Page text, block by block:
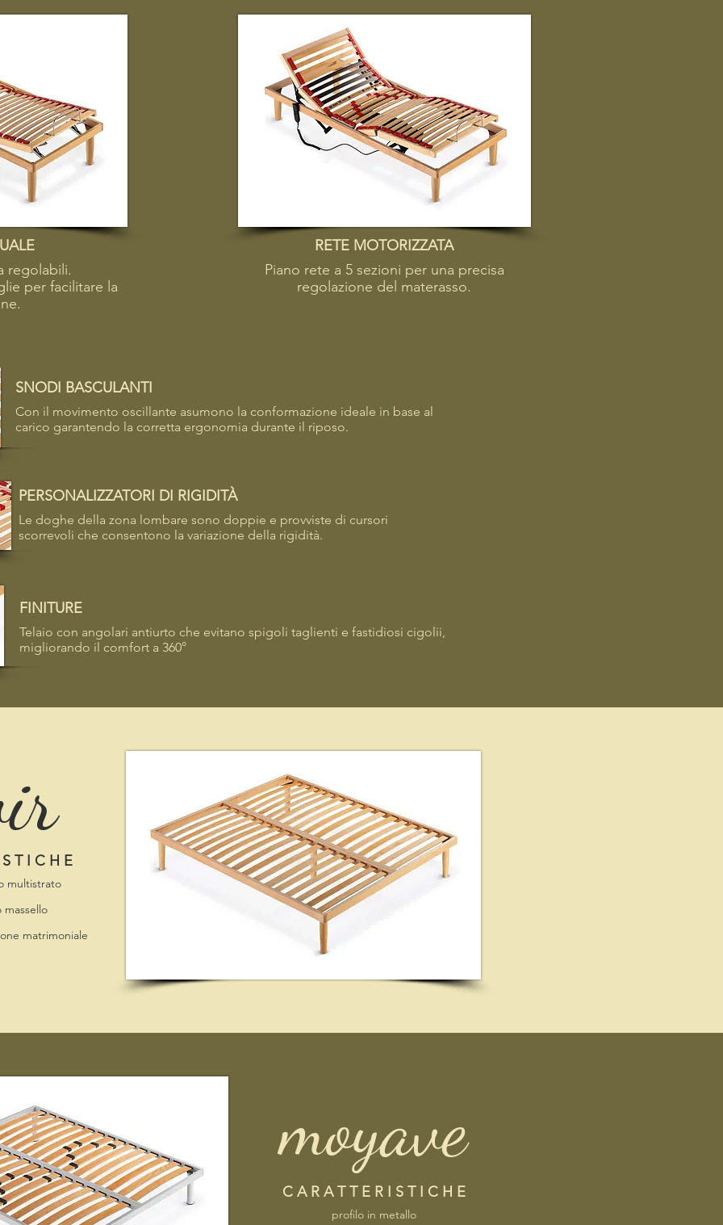
regolabili.
per facilitare la
RETE MOTORIZZATA
Piano rete a 5 sezioni per una precisa
regolazione del materasso.
SNODI BASCULANTI
Con il movimento oscillante asumono la conformazione ideale in base al
carico garantendo la corretta ergonomia durante il riposo.
PERSONALIZZATORI DI RIGIDITÀ
Le doghe della zona lombare sono doppie e provviste di cursori
scorrevoli che consentono la variazione della rigidità.
FINITURE
Telaio con angolari antiurto che evitano spigoli taglienti e fastidiosi cigolii,
migliorando il comfort a 360°
T I C H E
multistrato
matrimoniale
moyave
C A R A T T E R I S T I C H E
profilo in metallo